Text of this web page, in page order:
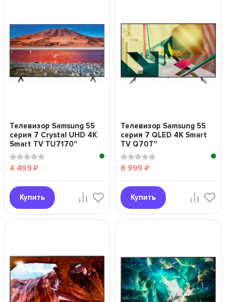
Телевизор Samsung 55
серия 7 Crystal UHD 4K
Smart TV TU7170"
4 499 ₽
Купить
Телевизор Samsung 55
серия 7 QLED 4K Smart
TV Q70T"
8 999 ₽
Купить